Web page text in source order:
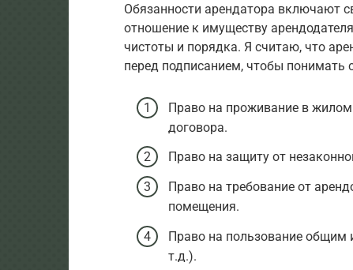
Обязанности арендатора включают
отношение к имуществу
чистоты и порядка. Я считаю, что
перед подписанием, чтобы понимать
Право на проживание в
договора.
Право на защиту от
Право на требование от
помещения.
Право на пользование общим
т.д.).